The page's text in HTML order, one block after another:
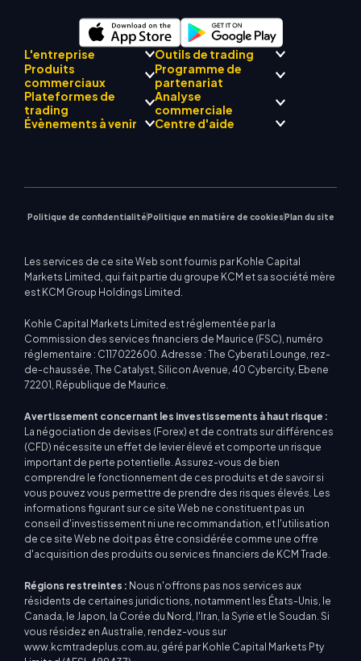
L'entreprise
Conformité réglementaire
À propos de
L'équipe
Philosophie d'entreprise
Actualités de l'entreprise
Outils de trading
Mentor
Centre de signalisation
commerciale KCM
Calendrier économique
Assistance EA pour MT4
Produits
commerciaux
Forex
Métaux précieux
Programme de
partenariat
Présentation du
programme Broker
Plateformes de
trading
Analyse
commerciale
Évènements à venir Centre d'aide
Politique de confidentialitéPolitique en matière de cookiesPlan du site
Les services de ce site Web sont fournis par Kohle Capital
Markets Limited, qui fait partie du groupe KCM et sa société mère
est KCM Group Holdings Limited.
Kohle Capital Markets Limited est réglementée par la
Commission des services financiers de Maurice (FSC), numéro
réglementaire : C117022600. Adresse : The Cyberati Lounge, rez-
de-chaussée, The Catalyst, Silicon Avenue, 40 Cybercity, Ebene
72201, République de Maurice.
Avertissement concernant les investissements à haut risque :
La négociation de devises (Forex) et de contrats sur différences
(CFD) nécessite un effet de levier élevé et comporte un risque
important de perte potentielle. Assurez-vous de bien
comprendre le fonctionnement de ces produits et de savoir si
vous pouvez vous permettre de prendre des risques élevés. Les
informations figurant sur ce site Web ne constituent pas un
conseil d'investissement ni une recommandation, et l'utilisation
de ce site Web ne doit pas être considérée comme une offre
d'acquisition des produits ou services financiers de KCM Trade.
Régions restreintes : Nous n'offrons pas nos services aux
résidents de certaines juridictions, notamment les États-Unis, le
Canada, le Japon, la Corée du Nord, l'Iran, la Syrie et le Soudan. Si
vous résidez en Australie, rendez-vous sur
www.kcmtradeplus.com.au, géré par Kohle Capital Markets Pty